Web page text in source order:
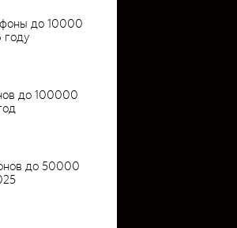
до 10000
году
до 100000
до 50000